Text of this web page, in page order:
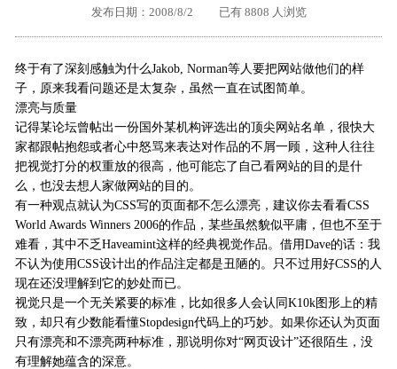
外地客户专栏
工单提交
发布日期：2008/8/2 已有 8808 人浏览
终于有了深刻感触为什么Jakob, Norman等人要把网站做他们的样
子，原来我看问题还是太复杂，虽然一直在试图简单。
漂亮与质量
记得某论坛曾帖出一份国外某机构评选出的顶尖网站名单，很快大
家都跟帖抱怨或者心中怒骂来表达对作品的不屑一顾，这种人往往
把视觉打分的权重放的很高，他可能忘了自己看网站的目的是什
么，也没去想人家做网站的目的。
有一种观点就认为CSS写的页面都不怎么漂亮，建议你去看看CSS
World Awards Winners 2006的作品，某些虽然貌似平庸，但也不至于
难看，其中不乏Haveamint这样的经典视觉作品。借用Dave的话：我
不认为使用CSS设计出的作品注定都是丑陋的。只不过用好CSS的人
现在还没理解到它的妙处而已。
视觉只是一个无关紧要的标准，比如很多人会认同K10k图形上的精
致，却只有少数能看懂Stopdesign代码上的巧妙。如果你还认为页面
只有漂亮和不漂亮两种标准，那说明你对“网页设计”还很陌生，没
有理解她蕴含的深意。